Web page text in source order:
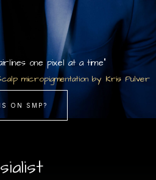
one pixel at a time"
micropigmentation by Kris Pulver
ON SMP?